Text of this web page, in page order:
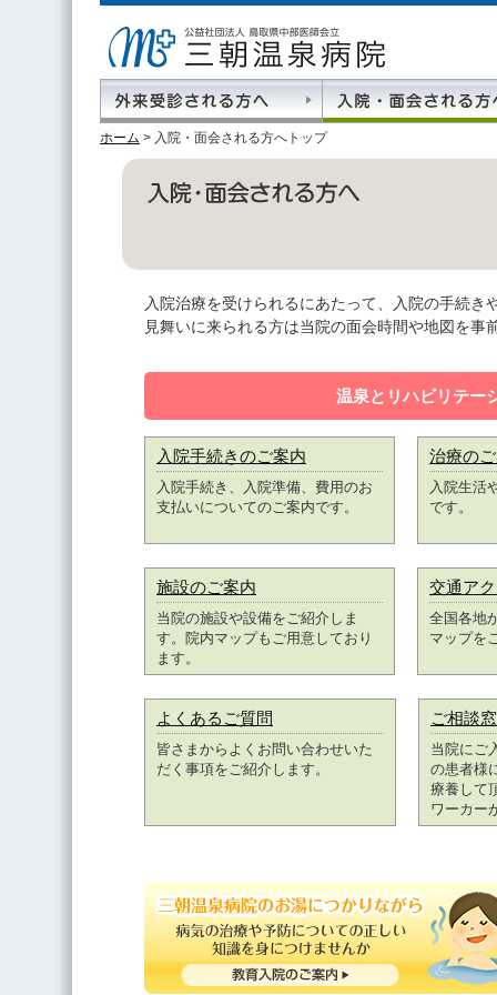
ホーム > 入院・面会される方へトップ
入院治療を受けられるにあたって、入院の手続
見舞いに来られる方は当院の面会時間や地図を事
温泉とリハビリテー
入院手続きのご案内
入院手続き、入院準備、費用のお
支払いについてのご案内です。
治療の
入院生活
です。
施設のご案内
当院の施設や設備をご紹介しま
す。院内マップもご用意しており
ます。
交通ア
全国各地
マップを
よくあるご質問
皆さまからよくお問い合わせいた
だく事項をご紹介します。
ご相談
当院にご
の患者様
療養して
ワーカー